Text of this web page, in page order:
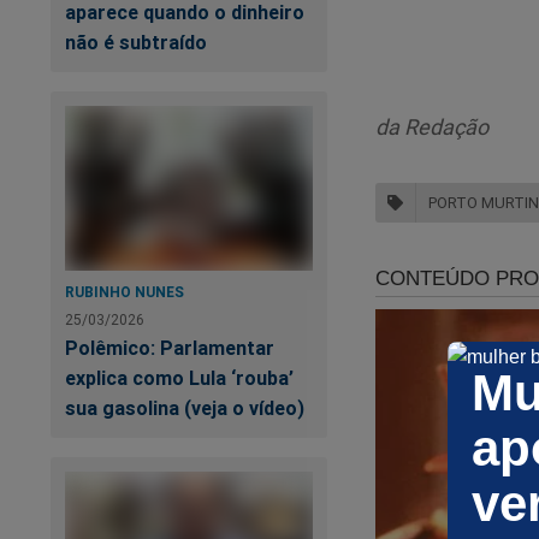
aparece quando o dinheiro
não é subtraído
RUBINHO NUNES
25/03/2026
Polêmico: Parlamentar
explica como Lula ‘rouba’
sua gasolina (veja o vídeo)
da Redação
PORTO